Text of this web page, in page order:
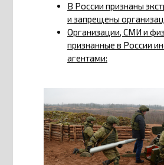
В России признаны
и запрещены
Организации, СМИ и
признанные в России
агентами: